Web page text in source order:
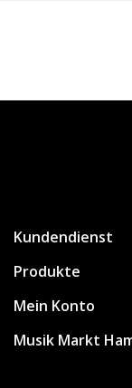
Kundendienst
Produkte
Mein Konto
Musik Markt